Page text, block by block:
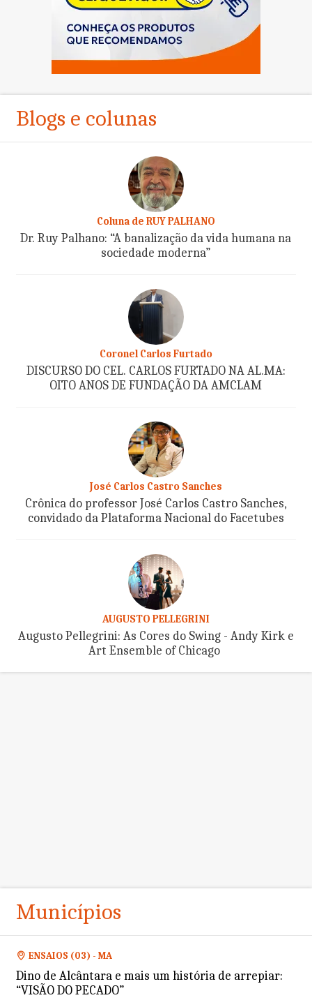
Blogs e colunas
Coluna de RUY PALHANO
Dr. Ruy Palhano: “A banalização da vida humana na
sociedade moderna”
Coronel Carlos Furtado
DISCURSO DO CEL. CARLOS FURTADO NA AL.MA:
OITO ANOS DE FUNDAÇÃO DA AMCLAM
José Carlos Castro Sanches
Crônica do professor José Carlos Castro Sanches,
convidado da Plataforma Nacional do Facetubes
AUGUSTO PELLEGRINI
Augusto Pellegrini: As Cores do Swing - Andy Kirk e
Art Ensemble of Chicago
Municípios
ENSAIOS (03) - MA
Dino de Alcântara e mais um história de arrepiar:
“VISÃO DO PECADO”